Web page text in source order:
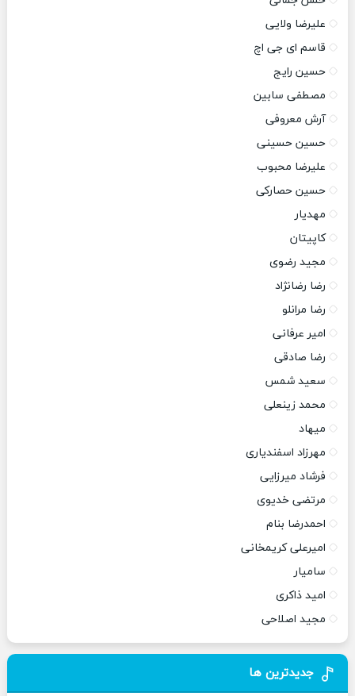
علیرضا ولایی
قاسم ای جی اچ
حسین رایج
مصطفی سابین
آرش معروفی
حسین حسینی
علیرضا محبوب
حسین حصارکی
مهدیار
کاپیتان
مجید رضوی
رضا رضانژاد
رضا مرانلو
امیر عرفانی
رضا صادقی
سعید شمس
محمد زینعلی
میهاد
مهرزاد اسفندیاری
فرشاد میرزایی
مرتضی خدیوی
احمدرضا بنام
امیرعلی کریمخانی
سامیار
امید ذاکری
مجید اصلاحی
جدیدترین ها